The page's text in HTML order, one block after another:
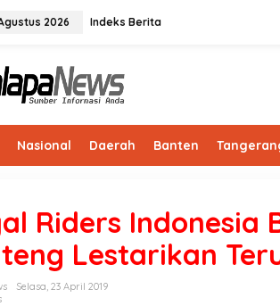
2026 Indeks Berita
Nasional Daerah Banten
Riders Indonesia
Lestarikan
Selasa, 23 April 2019